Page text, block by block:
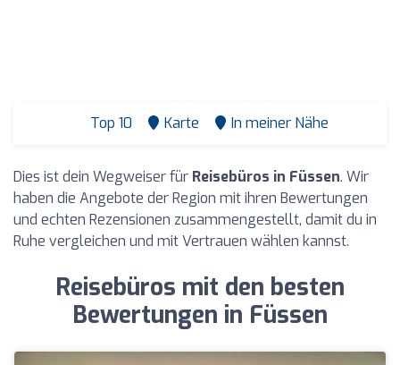
Top 10 Karte In meiner Nähe
Dies ist dein Wegweiser für Reisebüros in Füssen. Wir
haben die Angebote der Region mit ihren Bewertungen
und echten Rezensionen zusammengestellt, damit du in
Ruhe vergleichen und mit Vertrauen wählen kannst.
Reisebüros mit den besten
Bewertungen in Füssen